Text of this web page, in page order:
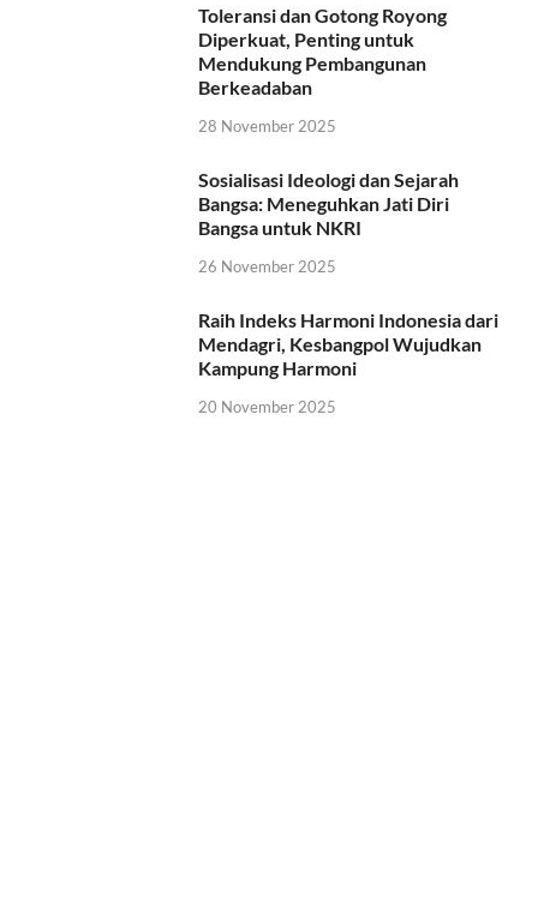
Toleransi dan Gotong Royong
Diperkuat, Penting untuk
Mendukung Pembangunan
Berkeadaban
28 November 2025
Sosialisasi Ideologi dan Sejarah
Bangsa: Meneguhkan Jati Diri
Bangsa untuk NKRI
26 November 2025
Raih Indeks Harmoni Indonesia dari
Mendagri, Kesbangpol Wujudkan
Kampung Harmoni
20 November 2025